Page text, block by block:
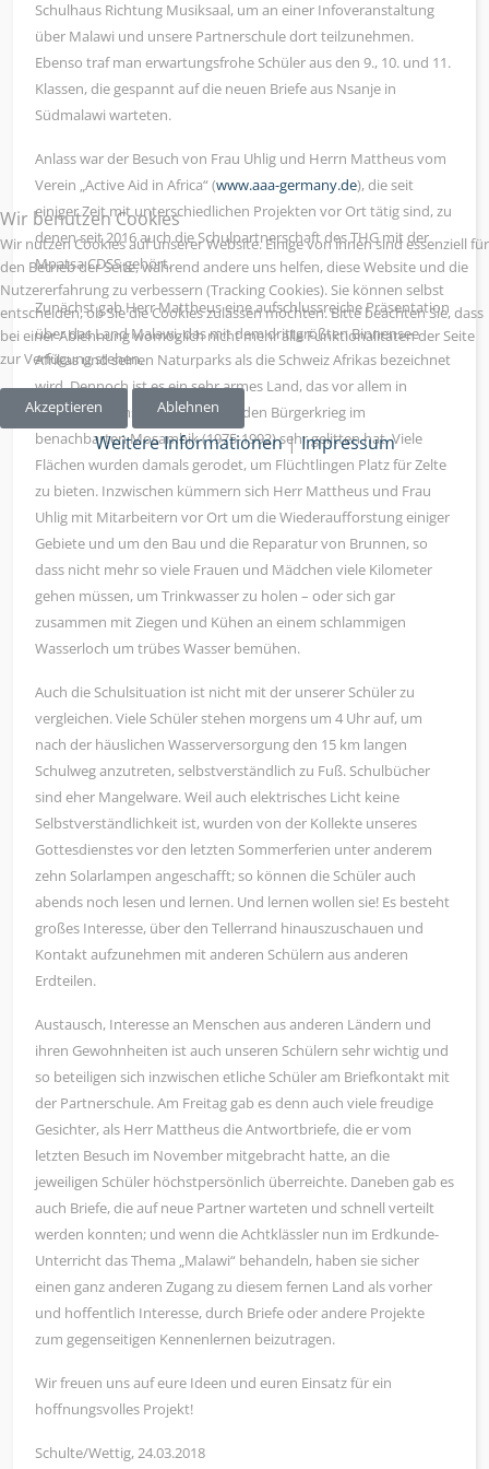
Schulhaus Richtung Musiksaal, um an einer Infoveranstaltung
über Malawi und unsere Partnerschule dort teilzunehmen.
Ebenso traf man erwartungsfrohe Schüler aus den 9., 10. und 11.
Klassen, die gespannt auf die neuen Briefe aus Nsanje in
Südmalawi warteten.
Anlass war der Besuch von Frau Uhlig und Herrn Mattheus vom
Verein „Active Aid in Africa“ (www.aaa-germany.de), die seit
einiger Zeit mit unterschiedlichen Projekten vor Ort tätig sind, zu
denen seit 2016 auch die Schulpartnerschaft des THG mit der
Mpatsa CDSS gehört.
Zunächst gab Herr Mattheus eine aufschlussreiche Präsentation
über das Land Malawi, das mit dem drittgrößten Binnensee
Afrikas und seinen Naturparks als die Schweiz Afrikas bezeichnet
wird. Dennoch ist es ein sehr armes Land, das vor allem in
seinem südlichsten Zipfel durch den Bürgerkrieg im
benachbarten Mosambik (1975-1992) sehr gelitten hat. Viele
Flächen wurden damals gerodet, um Flüchtlingen Platz für Zelte
zu bieten. Inzwischen kümmern sich Herr Mattheus und Frau
Uhlig mit Mitarbeitern vor Ort um die Wiederaufforstung einiger
Gebiete und um den Bau und die Reparatur von Brunnen, so
dass nicht mehr so viele Frauen und Mädchen viele Kilometer
gehen müssen, um Trinkwasser zu holen – oder sich gar
zusammen mit Ziegen und Kühen an einem schlammigen
Wasserloch um trübes Wasser bemühen.
Auch die Schulsituation ist nicht mit der unserer Schüler zu
vergleichen. Viele Schüler stehen morgens um 4 Uhr auf, um
nach der häuslichen Wasserversorgung den 15 km langen
Schulweg anzutreten, selbstverständlich zu Fuß. Schulbücher
sind eher Mangelware. Weil auch elektrisches Licht keine
Selbstverständlichkeit ist, wurden von der Kollekte unseres
Gottesdienstes vor den letzten Sommerferien unter anderem
zehn Solarlampen angeschafft; so können die Schüler auch
abends noch lesen und lernen. Und lernen wollen sie! Es besteht
großes Interesse, über den Tellerrand hinauszuschauen und
Kontakt aufzunehmen mit anderen Schülern aus anderen
Erdteilen.
Austausch, Interesse an Menschen aus anderen Ländern und
ihren Gewohnheiten ist auch unseren Schülern sehr wichtig und
so beteiligen sich inzwischen etliche Schüler am Briefkontakt mit
der Partnerschule. Am Freitag gab es denn auch viele freudige
Gesichter, als Herr Mattheus die Antwortbriefe, die er vom
letzten Besuch im November mitgebracht hatte, an die
jeweiligen Schüler höchstpersönlich überreichte. Daneben gab es
auch Briefe, die auf neue Partner warteten und schnell verteilt
werden konnten; und wenn die Achtklässler nun im Erdkunde-
Unterricht das Thema „Malawi“ behandeln, haben sie sicher
einen ganz anderen Zugang zu diesem fernen Land als vorher
und hoffentlich Interesse, durch Briefe oder andere Projekte
zum gegenseitigen Kennenlernen beizutragen.
Wir freuen uns auf eure Ideen und euren Einsatz für ein
hoffnungsvolles Projekt!
Schulte/Wettig, 24.03.2018
Wir benutzen Cookies
Wir nutzen Cookies auf unserer Website. Einige von ihnen sind essenziell für
den Betrieb der Seite, während andere uns helfen, diese Website und die
Nutzererfahrung zu verbessern (Tracking Cookies). Sie können selbst
entscheiden, ob Sie die Cookies zulassen möchten. Bitte beachten Sie, dass
bei einer Ablehnung womöglich nicht mehr alle Funktionalitäten der Seite
zur Verfügung stehen.
Akzeptieren Ablehnen
Weitere Informationen|Impressum